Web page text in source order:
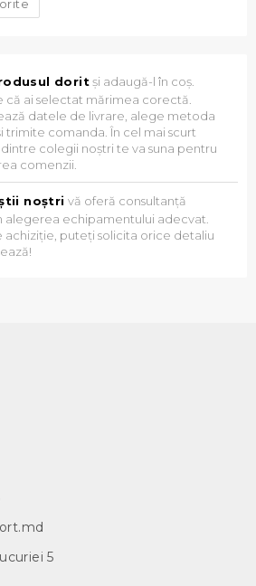
doritși adaugă-l în coș.
că ai selectat mărimea corectă.
datele de livrare, alege metoda
trimite comanda. În cel mai scurt
colegii noștri te va suna pentru
comenzii.
noștri vă oferă consultanță
alegerea echipamentului adecvat.
achiziție, puteți solicita orice detaliu
5